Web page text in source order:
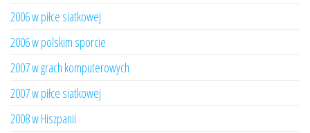
2006 w piłce siatkowej
2006 w polskim sporcie
2007 w grach komputerowych
2007 w piłce siatkowej
2008 w Hiszpanii